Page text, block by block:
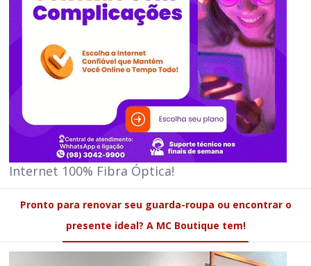
Internet 100% Fibra Óptica!
Pronto para renovar seu guarda-roupa ou encontrar o
presente ideal? A MC Boutique tem!